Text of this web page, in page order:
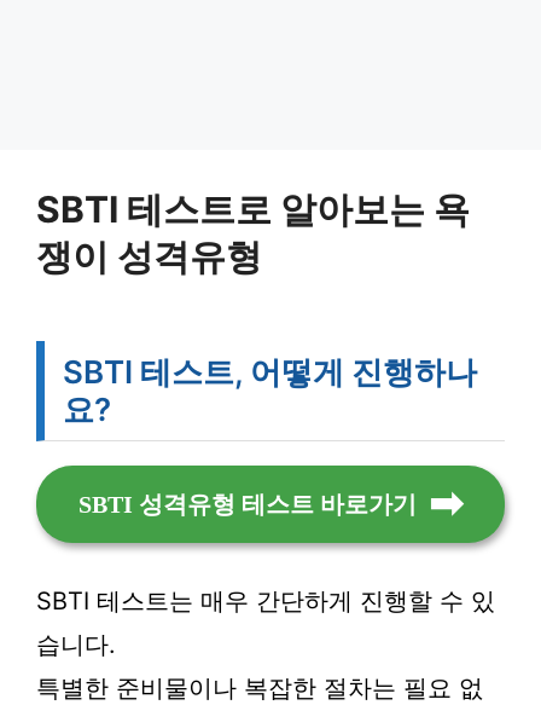
SBTI 테스트로 알아보는 욕
쟁이 성격유형
SBTI 테스트, 어떻게 진행하나
요?
SBTI 성격유형 테스트 바로가기
SBTI 테스트는 매우 간단하게 진행할 수 있
습니다.
특별한 준비물이나 복잡한 절차는 필요 없